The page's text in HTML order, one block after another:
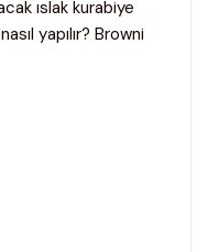
ıslak kurabiye
yapılır? Browni